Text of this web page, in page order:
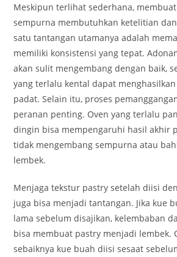
Meskipun terlihat sederhana,
sempurna membutuhkan ketelitian
satu tantangan utamanya adalah
memiliki konsistensi yang tepat.
akan sulit mengembang dengan baik,
yang terlalu kental dapat
padat. Selain itu, proses
peranan penting. Oven yang terlalu
dingin bisa mempengaruhi hasil akhir
tidak mengembang sempurna atau
lembek.
Menjaga tekstur pastry setelah diisi
juga bisa menjadi tantangan. Jika kue
lama sebelum disajikan, kelembaban
bisa membuat pastry menjadi lembek.
sebaiknya kue buah diisi sesaat